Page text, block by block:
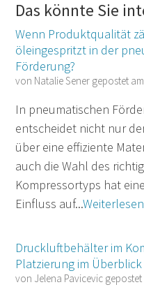
Das könnte Sie
Wenn Produktqualität
öleingespritzt in der
Förderung?
von Natalie Sener gepostet am
In pneumatischen
entscheidet nicht nur
über eine effiziente
auch die Wahl des
Kompressortyps hat
Einfluss auf...Weiterlesen
Druckluftbehälter im
Platzierung im Überblick
von Jelena Pavicevic gepostet